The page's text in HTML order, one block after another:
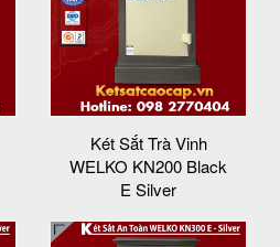
Két Sắt Trà Vinh
WELKO KN200 Black
E Silver